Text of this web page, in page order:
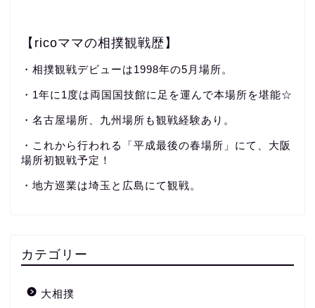
【ricoママの相撲観戦歴】
・相撲観戦デビューは1998年の5月場所。
・1年に1度は両国国技館に足を運んで本場所を堪能☆
・名古屋場所、九州場所も観戦経験あり。
・これから行われる「平成最後の春場所」にて、大阪
場所初観戦予定！
・地方巡業は埼玉と広島にて観戦。
カテゴリー
大相撲